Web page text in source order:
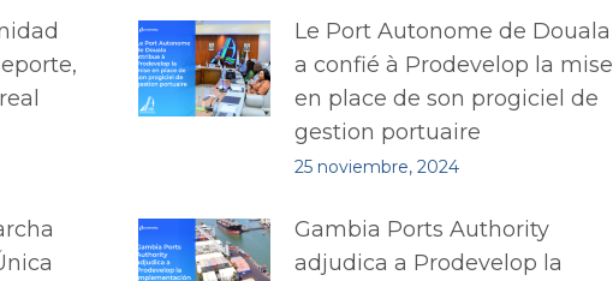
Le Port Autonome de Douala
a confié à Prodevelop la mise
en place de son progiciel de
gestion portuaire
25 noviembre, 2024
Gambia Ports Authority
adjudica a Prodevelop la